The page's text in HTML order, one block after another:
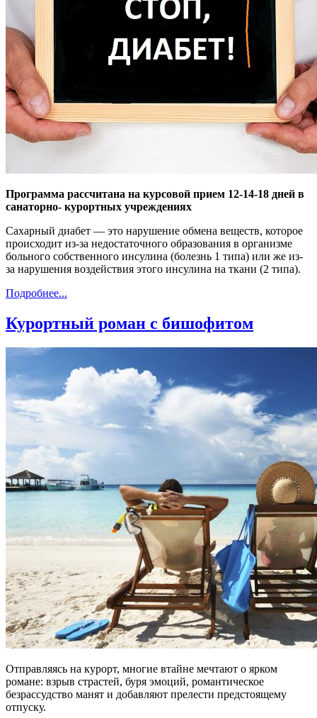
Программа рассчитана на курсовой прием 12-14-18 дней в
санаторно- курортных учреждениях
Сахарный диабет — это нарушение обмена веществ, которое
происходит из-за недостаточного образования в организме
больного собственного инсулина (болезнь 1 типа) или же из-
за нарушения воздействия этого инсулина на ткани (2 типа).
Подробнее...
Курортный роман с бишофитом
Отправляясь на курорт, многие втайне мечтают о ярком
романе: взрыв страстей, буря эмоций, романтическое
безрассудство манят и добавляют прелести предстоящему
отпуску.